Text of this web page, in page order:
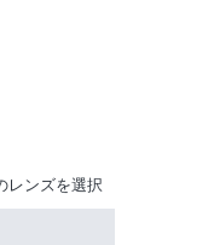
レンズを選択